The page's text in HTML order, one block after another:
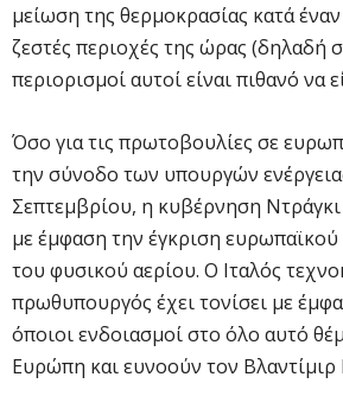
μείωση της θερμοκρασίας κατά
ζεστές περιοχές της ώρας (δηλαδή
περιορισμοί αυτοί είναι πιθανό να
Όσο για τις πρωτοβουλίες σε
την σύνοδο των υπουργών
Σεπτεμβρίου, η κυβέρνηση Ντράγκι
με έμφαση την έγκριση
του φυσικού αερίου. Ο Ιταλός
πρωθυπουργός έχει τονίσει με
όποιοι ενδοιασμοί στο όλο αυτό
Ευρώπη και ευνοούν τον Βλαντίμιρ